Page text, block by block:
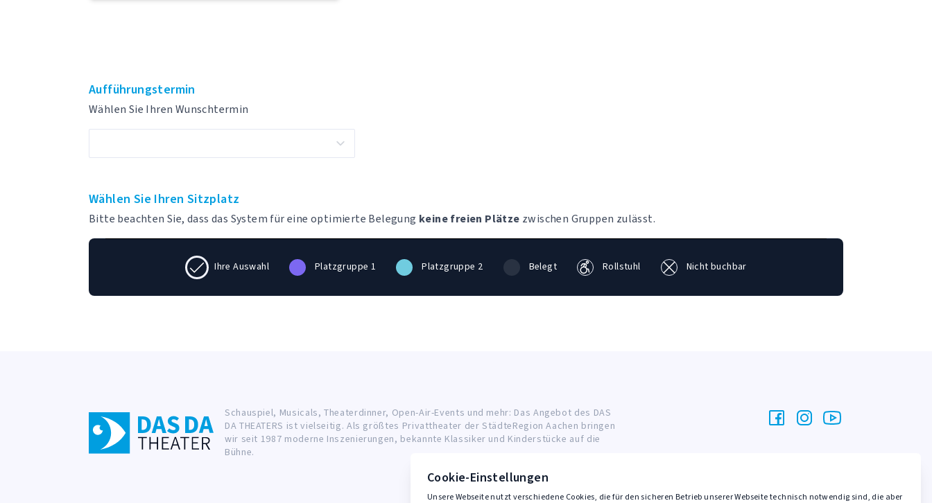
Aufführungstermin
Wählen Sie Ihren Wunschtermin
Wählen Sie Ihren Sitzplatz
Bitte beachten Sie, dass das System für eine optimierte Belegung keine freien Plätze zwischen Gruppen zulässt.
Ihre Auswahl Platzgruppe 1 Platzgruppe 2 Belegt Rollstuhl Nicht buchbar
Schauspiel, Musicals, Theaterdinner, Open-Air-Events und mehr: Das Angebot des DAS
DA THEATERS ist vielseitig. Als größtes Privattheater der StädteRegion Aachen bringen
wir seit 1987 moderne Inszenierungen, bekannte Klassiker und Kinderstücke auf die
Bühne.
Cookie-Einstellungen
Unsere Webseite nutzt verschiedene Cookies, die für den sicheren Betrieb unserer Webseite technisch notwendig sind, die aber